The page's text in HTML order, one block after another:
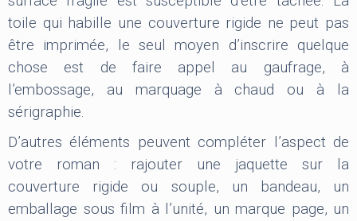
toile qui habille une couverture rigide ne peut pas
être imprimée, le seul moyen d’inscrire quelque
chose est de faire appel au gaufrage, à
l’embossage, au marquage à chaud ou à la
sérigraphie.
D’autres éléments peuvent compléter l’aspect de
votre roman : rajouter une jaquette sur la
couverture rigide ou souple, un bandeau, un
emballage sous film à l’unité, un marque page, un